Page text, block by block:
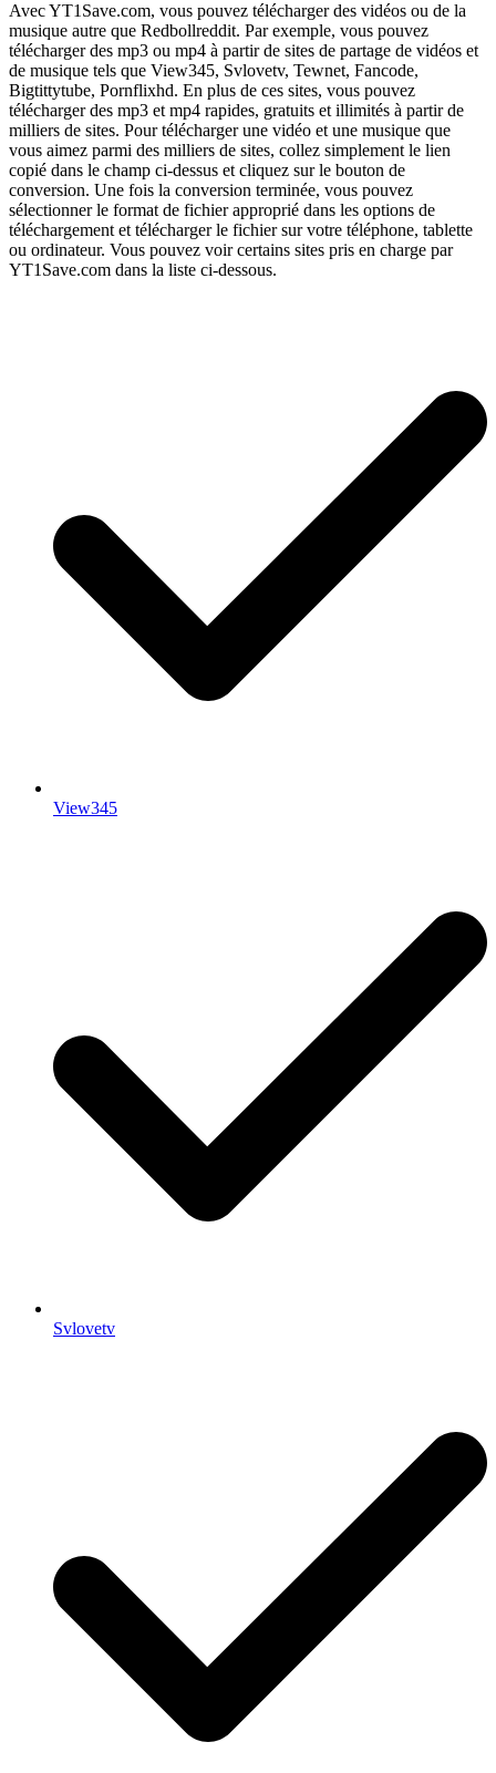
Avec YT1Save.com, vous pouvez télécharger des vidéos ou de la
musique autre que Redbollreddit. Par exemple, vous pouvez
télécharger des mp3 ou mp4 à partir de sites de partage de vidéos et
de musique tels que View345, Svlovetv, Tewnet, Fancode,
Bigtittytube, Pornflixhd. En plus de ces sites, vous pouvez
télécharger des mp3 et mp4 rapides, gratuits et illimités à partir de
milliers de sites. Pour télécharger une vidéo et une musique que
vous aimez parmi des milliers de sites, collez simplement le lien
copié dans le champ ci-dessus et cliquez sur le bouton de
conversion. Une fois la conversion terminée, vous pouvez
sélectionner le format de fichier approprié dans les options de
téléchargement et télécharger le fichier sur votre téléphone, tablette
ou ordinateur. Vous pouvez voir certains sites pris en charge par
YT1Save.com dans la liste ci-dessous.
View345
Svlovetv